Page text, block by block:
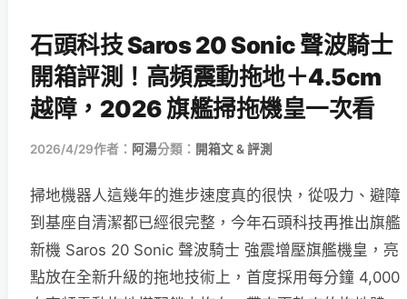
石頭科技 Saros 20 Sonic 聲波騎士
開箱評測！高頻震動拖地＋4.5cm
越障，2026 旗艦掃拖機皇一次看
2026/4/29作者： 阿湯分類： 開箱文 & 評測
掃地機器人這幾年的進步速度真的很快，從吸力、避障
到基座自清潔都已經很完整，今年石頭科技再推出旗艦
新機 Saros 20 Sonic 聲波騎士 強震增壓旗艦機皇，亮
點放在全新升級的拖地技術上，首度採用每分鐘 4,000